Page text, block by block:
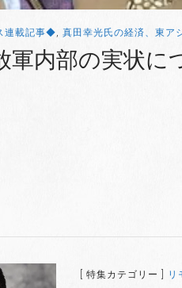
連載記事◆, 真田幸光氏の経済、東ア
軍内部の実状に
[ 特集カテゴリー ] リ